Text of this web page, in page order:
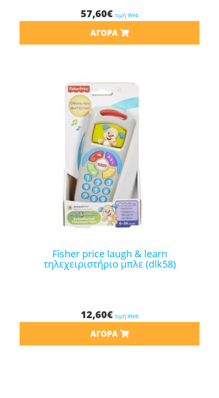
57,60€ τιμή Web
ΑΓΟΡΆ
fisher price laugh & learn
τηλεχειριστήριο μπλε (dlk58)
12,60€ τιμή Web
ΑΓΟΡΆ